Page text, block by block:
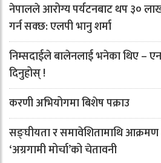
नेपालले आरोग्य पर्यटनबाट थप ३० लाख
गर्न सक्छ: एलपी भानु शर्मा
निम्सदाईले बालेनलाई भनेका थिए –
दिनुहोस् !
करणी अभियोगमा बिशेष पक्राउ
सङ्घीयता र समावेशितामाथि आक्रमण
‘अग्रगामी मोर्चा’को चेतावनी